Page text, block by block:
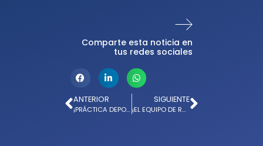
Comparte esta noticia en
tus redes sociales
ANTERIOR
¡PRÁCTICA DEPORTIVO! MILLONARIOS FEM ALISTA SU DEBUT EN LA LIGA
SIGUIENTE
¡EL EQUIPO DE RADAMEL! MILLONARIOS TRIUNFÓ SOBRE ÁGUILAS DORADAS